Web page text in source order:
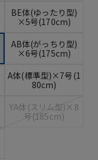
BE体(ゆったり型)
×5号(170cm)
AB体(がっちり型)
×6号(175cm)
A体(標準型)×7号(1
80cm)
YA体(スリム型)×8
号(185cm)